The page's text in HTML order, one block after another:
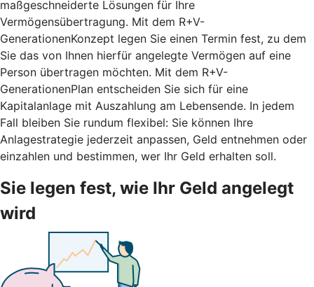
maßgeschneiderte Lösungen für Ihre
Vermögensübertragung. Mit dem R+V-
GenerationenKonzept legen Sie einen Termin fest, zu dem
Sie das von Ihnen hierfür angelegte Vermögen auf eine
Person übertragen möchten. Mit dem R+V-
GenerationenPlan entscheiden Sie sich für eine
Kapitalanlage mit Auszahlung am Lebensende. In jedem
Fall bleiben Sie rundum flexibel: Sie können Ihre
Anlagestrategie jederzeit anpassen, Geld entnehmen oder
einzahlen und bestimmen, wer Ihr Geld erhalten soll.
Sie legen fest, wie Ihr Geld angelegt
wird